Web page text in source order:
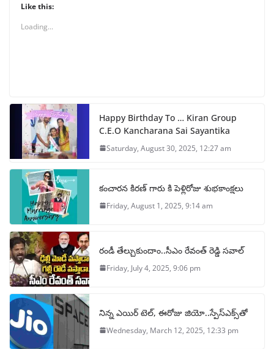
Like this:
Loading...
Happy Birthday To … Kiran Group
C.E.O Kancharana Sai Sayantika
Saturday, August 30, 2025, 12:27 am
కంచారన కిరణ్ గారు కి పెళ్లిరోజు శుభకాంక్షలు
Friday, August 1, 2025, 9:14 am
రండీ తేల్చుకుందాం..సీఎం రేవంత్ రెడ్డి సవాల్
Friday, July 4, 2025, 9:06 pm
నిన్న ఎయిర్ టెల్, ఈరోజు జియో..స్పేస్‌ఎక్స్‌తో
Wednesday, March 12, 2025, 12:33 pm